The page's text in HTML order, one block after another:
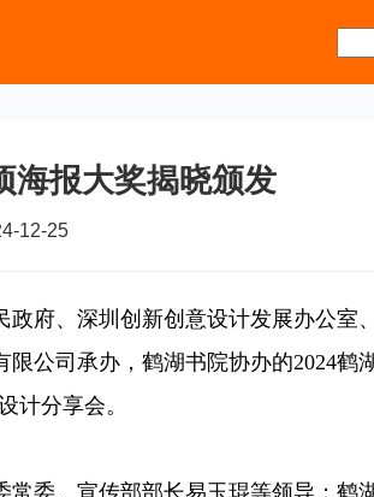
海报大奖揭晓颁发
12-25
府、深圳创新创意设计发展办公室
公司承办，鹤湖书院协办的2024鹤
计分享会。
委、宣传部部长易玉琨等领导；鹤